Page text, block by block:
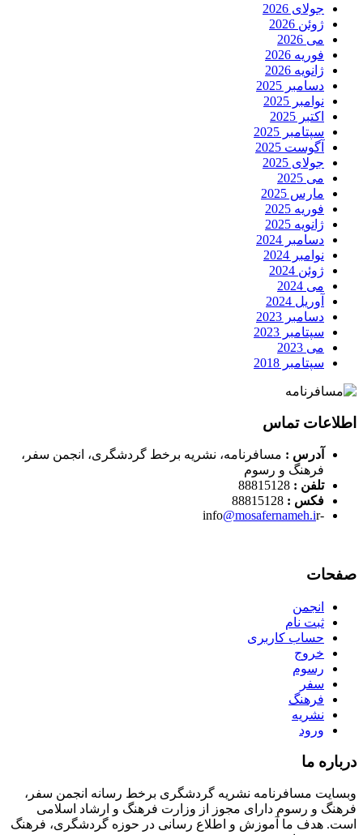
جولای 2026
ژوئن 2026
می 2026
فوریه 2026
ژانویه 2026
دسامبر 2025
نوامبر 2025
اکتبر 2025
سپتامبر 2025
آگوست 2025
جولای 2025
می 2025
مارس 2025
فوریه 2025
ژانویه 2025
دسامبر 2024
نوامبر 2024
ژوئن 2024
می 2024
آوریل 2024
دسامبر 2023
سپتامبر 2023
می 2023
سپتامبر 2018
اطلاعات تماس
آدرس : مسافرنامه، نشریه برخط گردشگری، انجمن سفر،
فرهنگ و رسوم
تلفن :
فکس :
-info
@mosafernameh.ir
صفحات
انجمن
ثبت نام
حساب کاربری
خروج
رسوم
سفر
فرهنگ
نشریه
ورود
درباره ما
وبسایت مسافرنامه نشریه گردشگری برخط رسانه انجمن سفر،
فرهنگ و رسوم دارای مجوز از وزارت فرهنگ و ارشاد اسلامی
است. هدف ما آموزش و اطلاع رسانی در حوزه گردشگری، فرهنگ